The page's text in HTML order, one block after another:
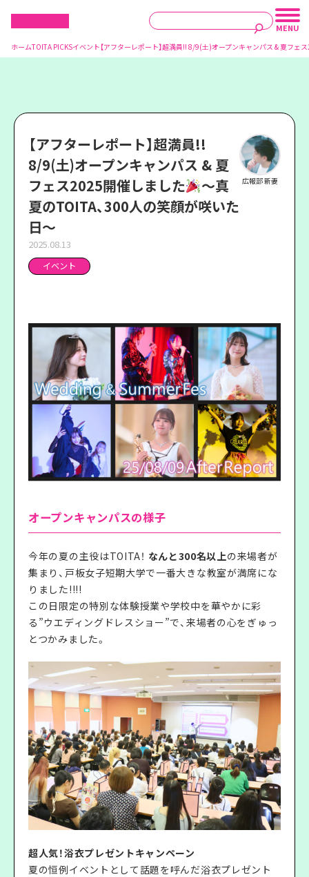
ホームTOITA PICKSイベント 【アフターレポート】超満員!! 8/9(土)オープンキャンパス & 夏フェ
【アフターレポート】超満員!!
8/9(土)オープンキャンパス & 夏
フェス2025開催しました
〜真
夏のTOITA、300人の笑顔が咲いた
日〜
2025.08.13
イベント
広報部 新妻
オープンキャンパスの様子
今年の夏の主役はTOITA！ なんと300名以上の来場者が
集まり、戸板女子短期大学で一番大きな教室が満席にな
りました!!!!
この日限定の特別な体験授業や学校中を華やかに彩
る”ウエディングドレスショー”で、来場者の心をぎゅっ
とつかみました。
超人気！浴衣プレゼントキャンペーン
夏の恒例イベントとして話題を呼んだ浴衣プレゼント